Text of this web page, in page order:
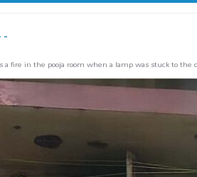
a fire in the pooja room when a lamp was stuck to the